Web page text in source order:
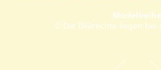
Modellreihe
© Die Bildrechte liegen bei